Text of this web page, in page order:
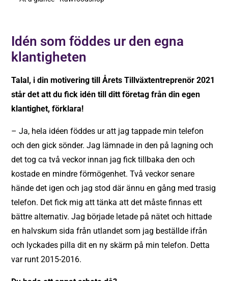
Idén som föddes ur den egna
klantigheten
Talal, i din motivering till Årets Tillväxtentreprenör 2021
står det att du fick idén till ditt företag från din egen
klantighet, förklara!
– Ja, hela idéen föddes ur att jag tappade min telefon
och den gick sönder. Jag lämnade in den på lagning och
det tog ca två veckor innan jag fick tillbaka den och
kostade en mindre förmögenhet. Två veckor senare
hände det igen och jag stod där ännu en gång med trasig
telefon. Det fick mig att tänka att det måste finnas ett
bättre alternativ. Jag började letade på nätet och hittade
en halvskum sida från utlandet som jag beställde ifrån
och lyckades pilla dit en ny skärm på min telefon. Detta
var runt 2015-2016.